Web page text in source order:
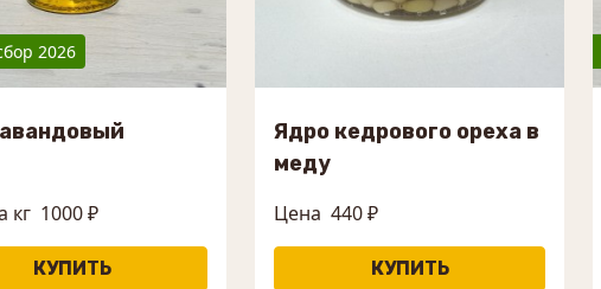
2026
кг 1000 ₽
Ядро кедрового ореха в
меду
Цена 440 ₽